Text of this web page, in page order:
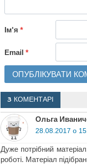
Ім'я *
Email *
3 КОМЕНТАРІ
Ольга
28.08.2017 о
Дуже потрібний
роботі. Матеріал